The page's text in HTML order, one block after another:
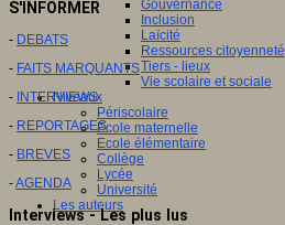
Gouvernance
Inclusion
Laïcité
Ressources citoyenneté
Tiers - lieux
Vie scolaire et sociale
Niveaux
Périscolaire
Ecole maternelle
Ecole élémentaire
Collège
Lycée
Université
Les auteurs
S'INFORMER
- DEBATS
- FAITS MARQUANTS
- INTERVIEWS
- REPORTAGES
- BREVES
-AGENDA
Interviews - Les plus lus